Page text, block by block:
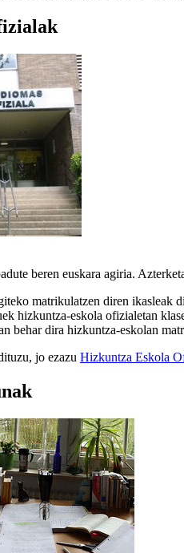
beren euskara agiria.
matrikulatzen diren ikasleak
hizkuntza-eskola ofizialetan
behar dira hizkuntza-eskolan
jo ezazu Hizkuntza Eskola